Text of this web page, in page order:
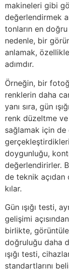
makineleri gibi
değerlendirmek
tonların en doğru
nedenle, bir
anlamak,
adımdır.
Örneğin, bir
renklerin daha
yanı sıra, gün
renk düzeltme
sağlamak için
doygunluğu,
değerlendirirler.
de teknik
kılar.
Gün ışığı testi,
gelişimi
birlikte,
doğruluğu daha
ışığı testi,
standartlarını